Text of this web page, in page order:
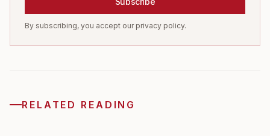
By subscribing, you accept our privacy policy.
RELATED READING